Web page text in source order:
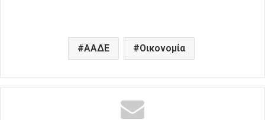
ΑΑΔΕ Οικονομία